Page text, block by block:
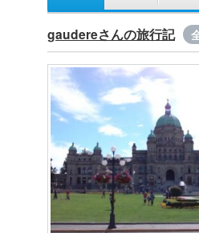
gaudereさんの旅行記